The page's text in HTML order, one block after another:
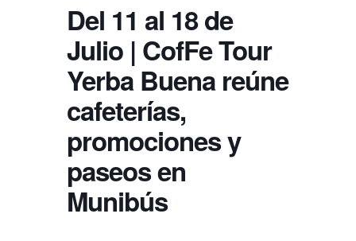
Del 11 al 18 de
Julio | CofFe Tour
Yerba Buena reúne
cafeterías,
promociones y
paseos en
Munibús